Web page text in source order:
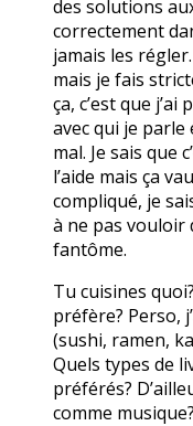
des solutions
correctement
jamais les
mais je fais
ça, c’est que
avec qui je
mal. Je sais que
l’aide mais ça
compliqué, je
à ne pas vouloir
fantôme.
Tu cuisines
préfère? Perso,
(sushi, ramen,
Quels types de
préférés?
comme